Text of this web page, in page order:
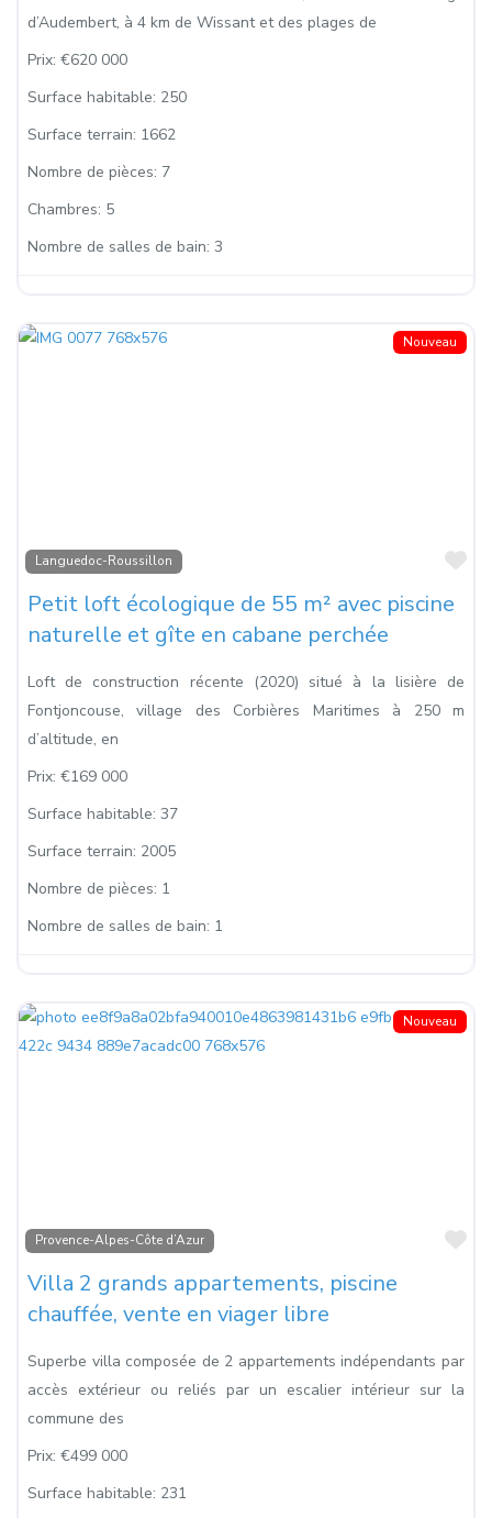
d’Audembert, à 4 km de Wissant et des plages de
Prix: €620 000
Surface habitable: 250
Surface terrain: 1662
Nombre de pièces: 7
Chambres: 5
Nombre de salles de bain: 3
Nouveau
Languedoc-Roussillon
Petit loft écologique de 55 m² avec piscine
naturelle et gîte en cabane perchée
Loft de construction récente (2020) situé à la lisière de
Fontjoncouse, village des Corbières Maritimes à 250 m
d’altitude, en
Prix: €169 000
Surface habitable: 37
Surface terrain: 2005
Nombre de pièces: 1
Nombre de salles de bain: 1
Nouveau
Provence-Alpes-Côte d’Azur
Villa 2 grands appartements, piscine
chauffée, vente en viager libre
Superbe villa composée de 2 appartements indépendants par
accès extérieur ou reliés par un escalier intérieur sur la
commune des
Prix: €499 000
Surface habitable: 231